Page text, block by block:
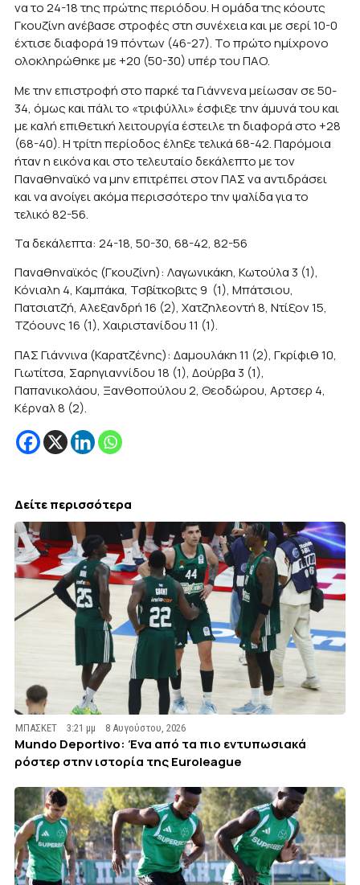
να το 24-18 της πρώτης περιόδου. Η ομάδα της κόουτς
Γκουζίνη ανέβασε στροφές στη συνέχεια και με σερί 10-0
έχτισε διαφορά 19 πόντων (46-27). Το πρώτο ημίχρονο
ολοκληρώθηκε με +20 (50-30) υπέρ του ΠΑΟ.
Με την επιστροφή στο παρκέ τα Γιάννενα μείωσαν σε 50-
34, όμως και πάλι το «τριφύλλι» έσφιξε την άμυνά του και
με καλή επιθετική λειτουργία έστειλε τη διαφορά στο +28
(68-40). Η τρίτη περίοδος έληξε τελικά 68-42. Παρόμοια
ήταν η εικόνα και στο τελευταίο δεκάλεπτο με τον
Παναθηναϊκό να μην επιτρέπει στον ΠΑΣ να αντιδράσει
και να ανοίγει ακόμα περισσότερο την ψαλίδα για το
τελικό 82-56.
Τα δεκάλεπτα: 24-18, 50-30, 68-42, 82-56
Παναθηναϊκός (Γκουζίνη): Λαγωνικάκη, Κωτούλα 3 (1),
Κόνιαλη 4, Καμπάκα, Τσβίτκοβιτς 9 (1), Μπάτσιου,
Πατσιατζή, Αλεξανδρή 16 (2), Χατζηλεοντή 8, Ντίξον 15,
Τζόουνς 16 (1), Χαιριστανίδου 11 (1).
ΠΑΣ Γιάννινα (Καρατζένης): Δαμουλάκη 11 (2), Γκρίφιθ 10,
Γιωτίτσα, Σαρηγιαννίδου 18 (1), Δούρβα 3 (1),
Παπανικολάου, Ξανθοπούλου 2, Θεοδώρου, Αρτσερ 4,
Κέρναλ 8 (2).
Δείτε περισσότερα
ΜΠΑΣΚΕΤ 3:21 μμ 8 Αυγούστου, 2026
Mundo Deportivo: Ένα από τα πιο εντυπωσιακά
ρόστερ στην ιστορία της Euroleague